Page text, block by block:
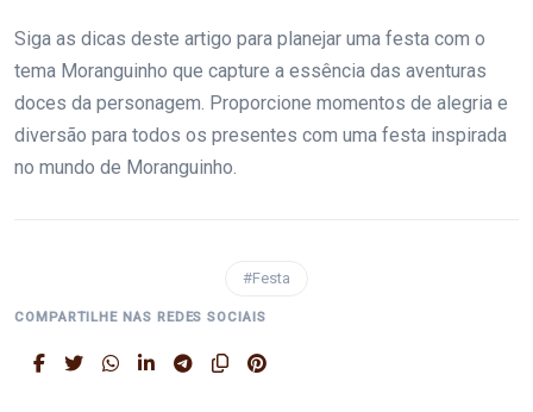
Siga as dicas deste artigo para planejar uma festa com o
tema Moranguinho que capture a essência das aventuras
doces da personagem. Proporcione momentos de alegria e
diversão para todos os presentes com uma festa inspirada
no mundo de Moranguinho.
#Festa
COMPARTILHE NAS REDES SOCIAIS